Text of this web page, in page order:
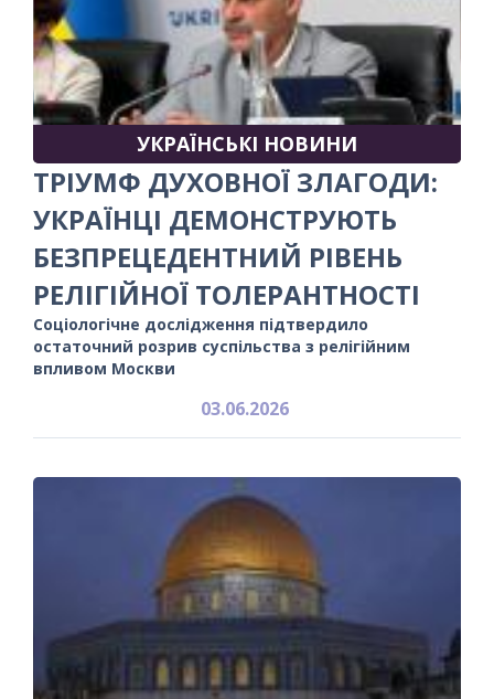
УКРАЇНСЬКІ НОВИНИ
ТРІУМФ ДУХОВНОЇ ЗЛАГОДИ:
УКРАЇНЦІ ДЕМОНСТРУЮТЬ
БЕЗПРЕЦЕДЕНТНИЙ РІВЕНЬ
РЕЛІГІЙНОЇ ТОЛЕРАНТНОСТІ
Соціологічне дослідження підтвердило
остаточний розрив суспільства з релігійним
впливом Москви
03.06.2026